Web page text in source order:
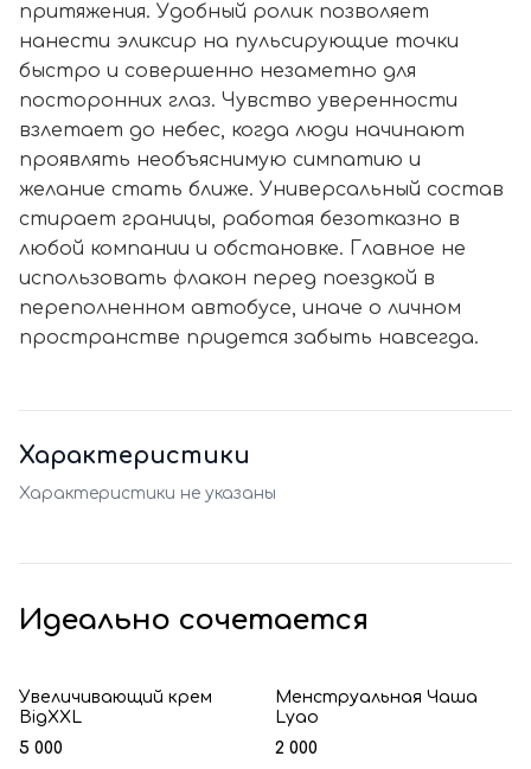
притяжения. Удобный ролик позволяет
нанести эликсир на пульсирующие точки
быстро и совершенно незаметно для
посторонних глаз. Чувство уверенности
взлетает до небес, когда люди начинают
проявлять необъяснимую симпатию и
желание стать ближе. Универсальный состав
стирает границы, работая безотказно в
любой компании и обстановке. Главное не
использовать флакон перед поездкой в
переполненном автобусе, иначе о личном
пространстве придется забыть навсегда.
Характеристики
Характеристики не указаны
Идеально сочетается
Увеличивающий крем
BigXXL
5 000
Менструальная Чаша
Lyao
2 000